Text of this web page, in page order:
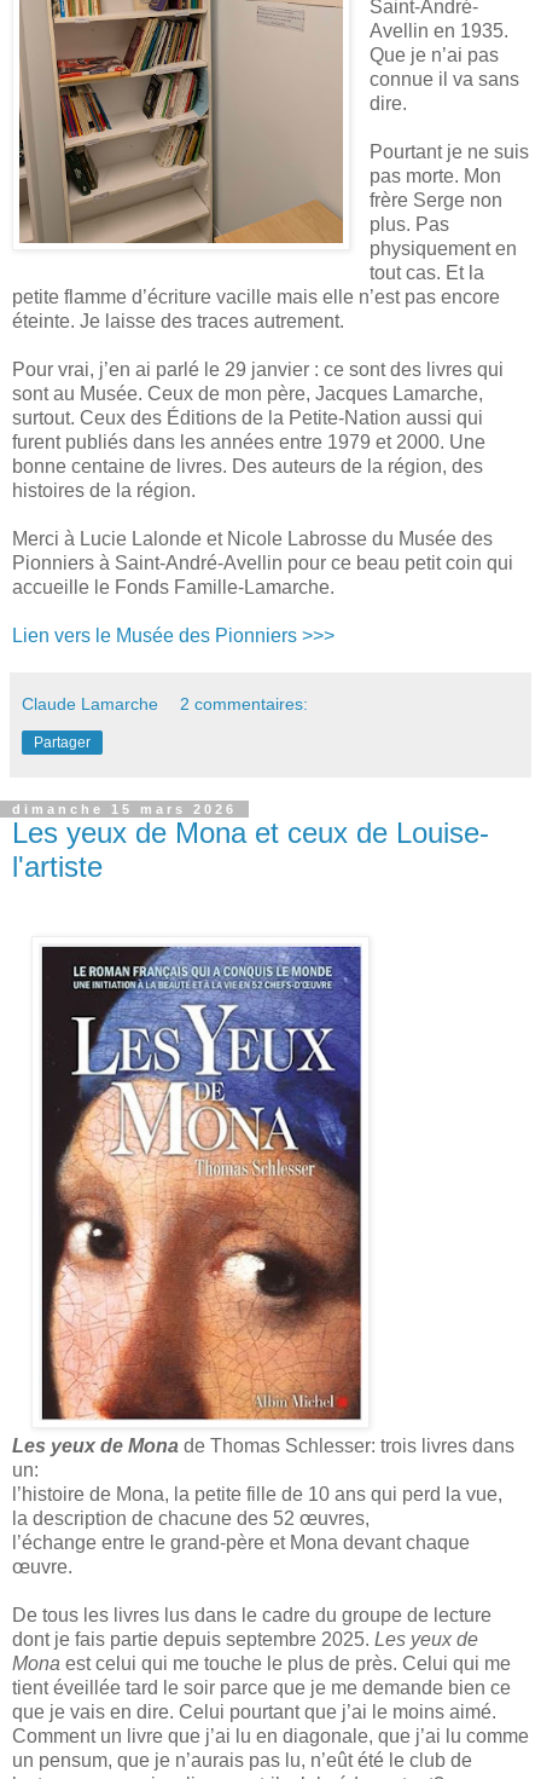
Saint-André-
Avellin en 1935.
Que je n’ai pas
connue il va sans
dire.
Pourtant je ne suis
pas morte. Mon
frère Serge non
plus. Pas
physiquement en
tout cas. Et la
petite flamme d’écriture vacille mais elle n’est pas encore
éteinte. Je laisse des traces autrement.
Pour vrai, j’en ai parlé le 29 janvier : ce sont des livres qui
sont au Musée. Ceux de mon père, Jacques Lamarche,
surtout. Ceux des Éditions de la Petite-Nation aussi qui
furent publiés dans les années entre 1979 et 2000. Une
bonne centaine de livres. Des auteurs de la région, des
histoires de la région.
Merci à Lucie Lalonde et Nicole Labrosse du Musée des
Pionniers à Saint-André-Avellin pour ce beau petit coin qui
accueille le Fonds Famille-Lamarche.
Lien vers le Musée des Pionniers >>>
Claude Lamarche 2 commentaires:
Partager
dimanche 15 mars 2026
Les yeux de Mona et ceux de Louise-
l'artiste
Les yeux de Mona de Thomas Schlesser: trois livres dans
un:
l’histoire de Mona, la petite fille de 10 ans qui perd la vue,
la description de chacune des 52 œuvres,
l’échange entre le grand-père et Mona devant chaque
œuvre.
De tous les livres lus dans le cadre du groupe de lecture
dont je fais partie depuis septembre 2025. Les yeux de
Mona est celui qui me touche le plus de près. Celui qui me
tient éveillée tard le soir parce que je me demande bien ce
que je vais en dire. Celui pourtant que j’ai le moins aimé.
Comment un livre que j’ai lu en diagonale, que j’ai lu comme
un pensum, que je n’aurais pas lu, n’eût été le club de